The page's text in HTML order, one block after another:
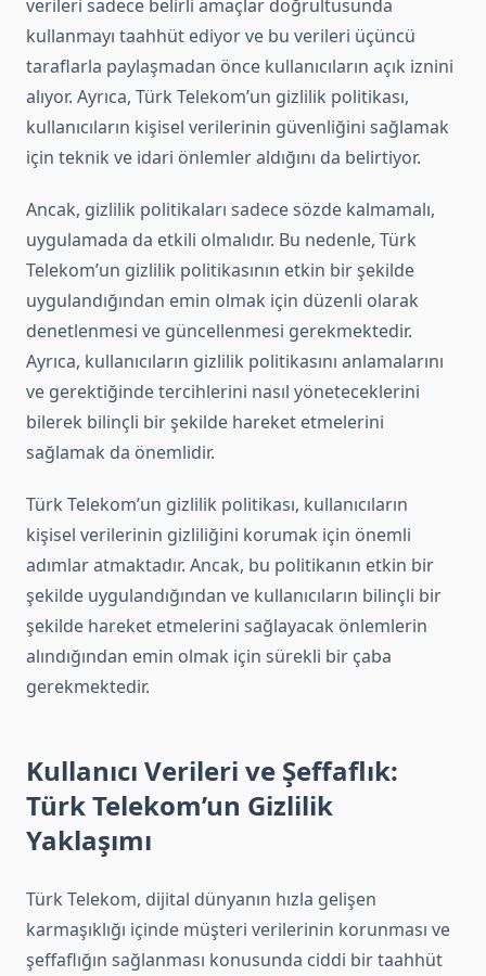
verileri sadece belirli amaçlar doğrultusunda
kullanmayı taahhüt ediyor ve bu verileri üçüncü
taraflarla paylaşmadan önce kullanıcıların açık iznini
alıyor. Ayrıca, Türk Telekom’un gizlilik politikası,
kullanıcıların kişisel verilerinin güvenliğini sağlamak
için teknik ve idari önlemler aldığını da belirtiyor.
Ancak, gizlilik politikaları sadece sözde kalmamalı,
uygulamada da etkili olmalıdır. Bu nedenle, Türk
Telekom’un gizlilik politikasının etkin bir şekilde
uygulandığından emin olmak için düzenli olarak
denetlenmesi ve güncellenmesi gerekmektedir.
Ayrıca, kullanıcıların gizlilik politikasını anlamalarını
ve gerektiğinde tercihlerini nasıl yöneteceklerini
bilerek bilinçli bir şekilde hareket etmelerini
sağlamak da önemlidir.
Türk Telekom’un gizlilik politikası, kullanıcıların
kişisel verilerinin gizliliğini korumak için önemli
adımlar atmaktadır. Ancak, bu politikanın etkin bir
şekilde uygulandığından ve kullanıcıların bilinçli bir
şekilde hareket etmelerini sağlayacak önlemlerin
alındığından emin olmak için sürekli bir çaba
gerekmektedir.
Kullanıcı Verileri ve Şeffaflık:
Türk Telekom’un Gizlilik
Yaklaşımı
Türk Telekom, dijital dünyanın hızla gelişen
karmaşıklığı içinde müşteri verilerinin korunması ve
şeffaflığın sağlanması konusunda ciddi bir taahhüt